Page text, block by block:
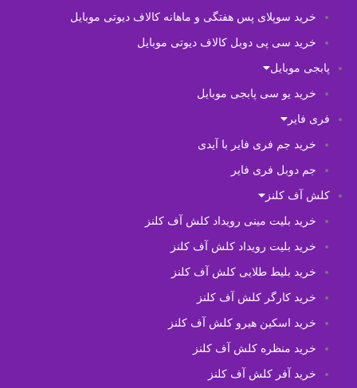
خرید سوپلای پس هفتگی و ماهانه کالاف دیوتی موبایل
خرید سی پی دوبل کالاف دیوتی موبایل
پابجی موبایل
خرید یو سی پابجی موبایل
فری فایر
خرید جم فری فایر با آیدی
جم دوبل فری فایر
کلش آف کلنز
خرید بلیت مینی رویداد کلش آف کلنز
خرید بلیت رویداد کلش آف کلنز
خرید بلیط طلایی کلش آف کلنز
خرید کارگر کلش آف کلنز
خرید اسکین هیرو کلش آف کلنز
خرید منظره کلش آف کلنز
خرید آفر کلش آف کلنز